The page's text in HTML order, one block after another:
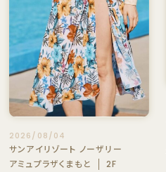
2026/08/04
サンアイリゾート ノーザリー
アミュプラザくまもと
2F